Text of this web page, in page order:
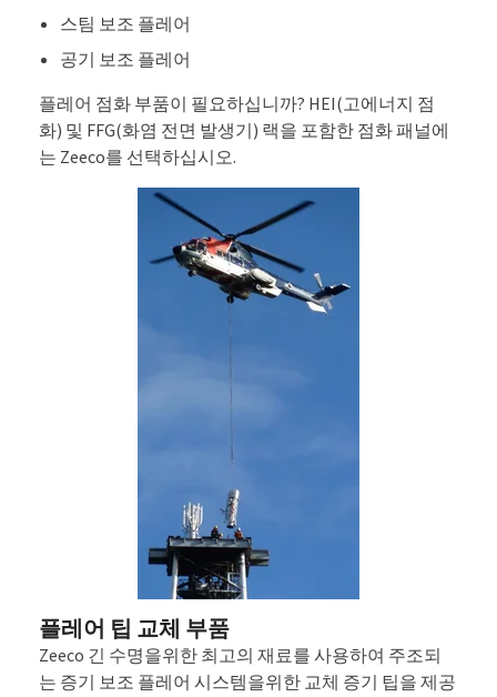
스팀 보조 플레어
공기 보조 플레어
플레어 점화 부품이 필요하십니까? HEI(고에너지 점
화) 및 FFG(화염 전면 발생기) 랙을 포함한 점화 패널에
는 Zeeco를 선택하십시오.
플레어 팁 교체 부품
Zeeco 긴 수명을위한 최고의 재료를 사용하여 주조되
는 증기 보조 플레어 시스템을위한 교체 증기 팁을 제공